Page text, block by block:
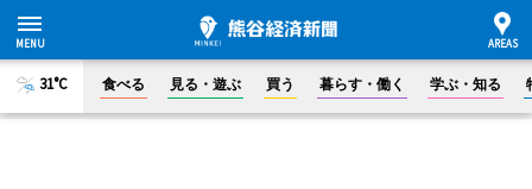
31°C 食べる 見る・遊ぶ 買う 暮らす・働く 学ぶ・知る